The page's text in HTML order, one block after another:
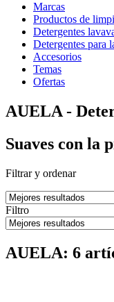
Marcas
Productos de
Detergentes
Detergentes para
Accesorios
Temas
Ofertas
AUELA -
Suaves con la
Filtrar y ordenar
Filtro
AUELA: 6